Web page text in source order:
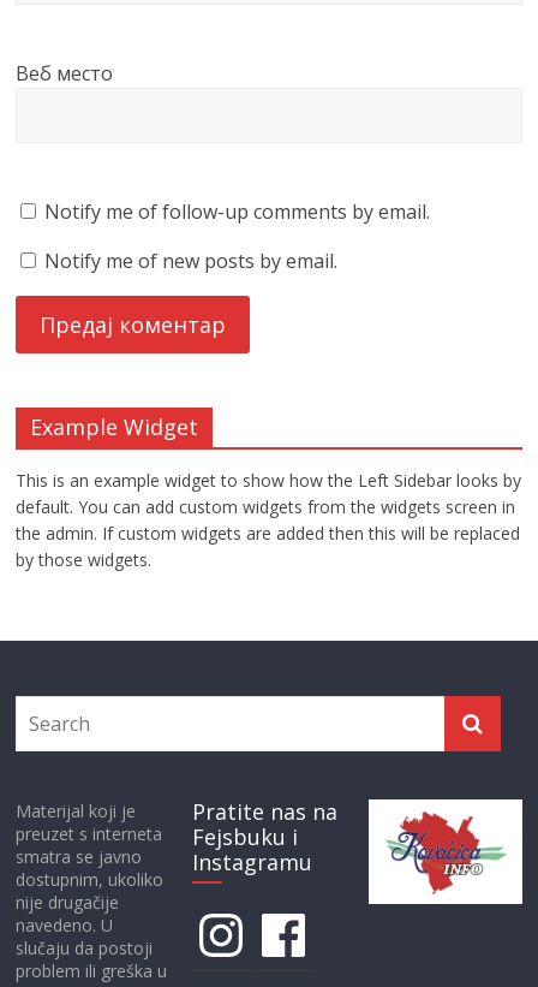
Веб место
Notify me of follow-up comments by email.
Notify me of new posts by email.
Example Widget
This is an example widget to show how the Left Sidebar looks by
default. You can add custom widgets from the widgets screen in
the admin. If custom widgets are added then this will be replaced
by those widgets.
Materijal koji je
preuzet s interneta
smatra se javno
dostupnim, ukoliko
nije drugačije
navedeno. U
slučaju da postoji
problem ili greška u
Pratite nas na
Fejsbuku i
Instagramu
InstagramFacebook